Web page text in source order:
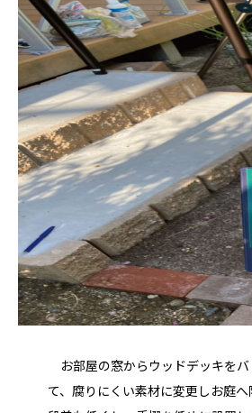
お部屋の窓からウッドデッキをバ
て、腐りにくい素材に変更しお庭